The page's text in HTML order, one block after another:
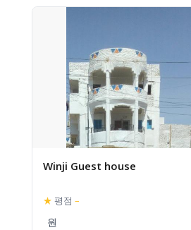
Winji Guest house
★ 평점 –